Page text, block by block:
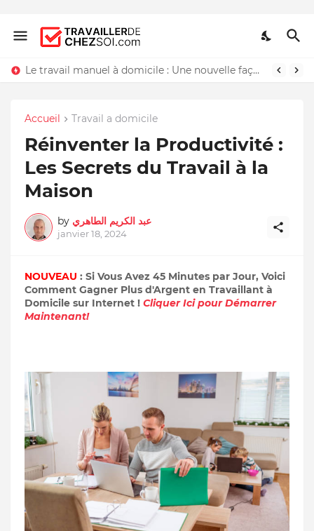
Le travail manuel à domicile : Une nouvelle façon de travailler chez soi
Accueil Travail a domicile
Réinventer la Productivité :
Les Secrets du Travail à la
Maison
by عبد الكريم الطاهري
janvier 18, 2024
NOUVEAU : Si Vous Avez 45 Minutes par Jour, Voici
Comment Gagner Plus d'Argent en Travaillant à
Domicile sur Internet ! Cliquer Ici pour Démarrer
Maintenant!